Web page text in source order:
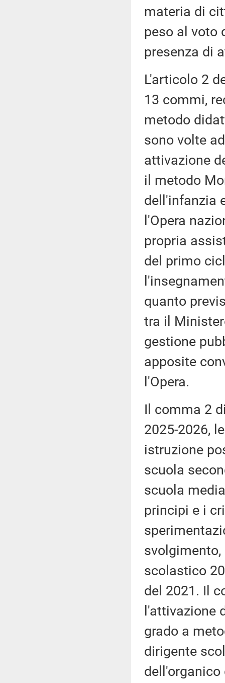
materia di
peso al voto
presenza di
L'articolo 2
13 commi,
metodo
sono volte
attivazione
il metodo
dell'infanzia
l'Opera
propria
del primo
quanto
tra il
gestione
apposite
l'Opera.
Il comma 2
2025-2026,
istruzione
scuola
scuola
principi e i
scolastico
del 2021. Il
l'attivazione
grado a
dirigente